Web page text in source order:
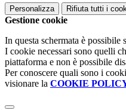
Personalizza Rifiuta tutti i
Gestione cookie
In questa schermata è
I cookie necessari sono quelli
piattaforma e non è possibile
Per conoscere quali sono i
visionare la COOKIE